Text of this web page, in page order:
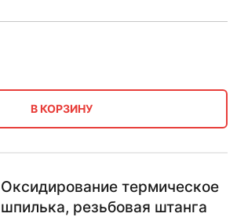
В КОРЗИНУ
Оксидирование термическое
шпилька, резьбовая штанга